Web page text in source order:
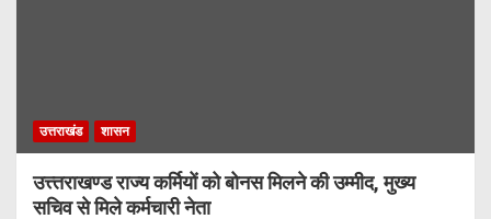
उत्तराखंड शासन
उत्त्तराखण्ड राज्य कर्मियों को बोनस मिलने की उम्मीद, मुख्य
सचिव से मिले कर्मचारी नेता